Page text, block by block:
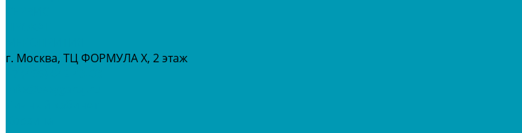
г. Москва, ТЦ ФОРМУЛА Х, 2 этаж